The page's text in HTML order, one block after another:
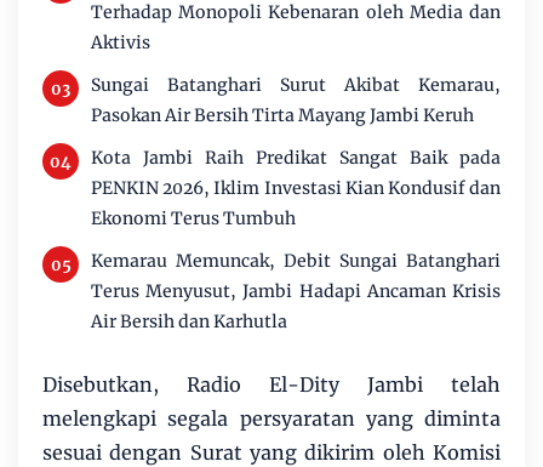
Terhadap Monopoli Kebenaran oleh Media dan
Aktivis
Sungai Batanghari Surut Akibat Kemarau,
Pasokan Air Bersih Tirta Mayang Jambi Keruh
Kota Jambi Raih Predikat Sangat Baik pada
PENKIN 2026, Iklim Investasi Kian Kondusif dan
Ekonomi Terus Tumbuh
Kemarau Memuncak, Debit Sungai Batanghari
Terus Menyusut, Jambi Hadapi Ancaman Krisis
Air Bersih dan Karhutla
Disebutkan, Radio El-Dity Jambi telah
melengkapi segala persyaratan yang diminta
sesuai dengan Surat yang dikirim oleh Komisi